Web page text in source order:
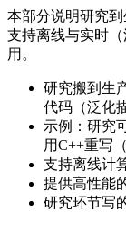
本部分说明研究
支持离线与实时
用。
研究搬到生
代码（泛化
示例：研究
用C++重写
支持离线计
提供高性能
研究环节写